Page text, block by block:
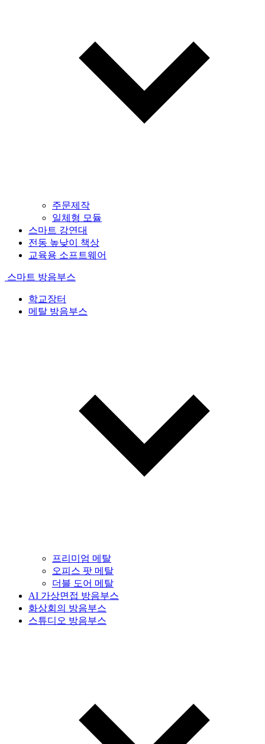
주문제작
일체형 모듈
스마트 강연대
전동 높낮이 책상
교육용 소프트웨어
스마트 방음부스
학교장터
메탈 방음부스
프리미엄 메탈
오피스 팟 메탈
더블 도어 메탈
AI 가상면접 방음부스
화상회의 방음부스
스튜디오 방음부스